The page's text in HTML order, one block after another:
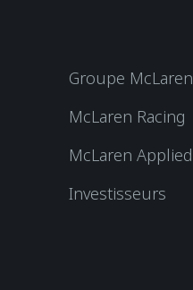
Groupe McLaren
McLaren Racing
McLaren Applied
Investisseurs